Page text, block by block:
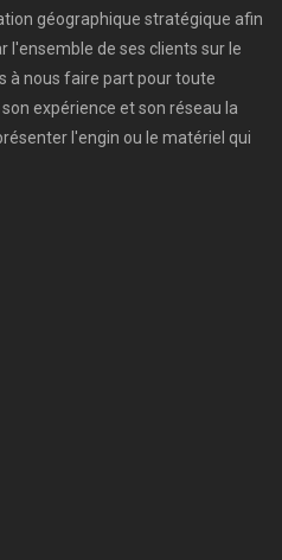
géographique stratégique afin
l'ensemble de ses clients sur le
à nous faire part pour toute
expérience et son réseau la
l'engin ou le matériel qui